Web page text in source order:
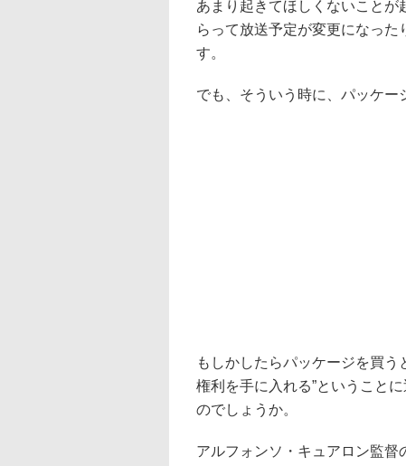
あまり起きてほしくないこと
らって放送予定が変更になった
す。
でも、そういう時に、パッケー
もしかしたらパッケージを買
権利を手に入れる”ということ
のでしょうか。
アルフォンソ・キュアロン監督